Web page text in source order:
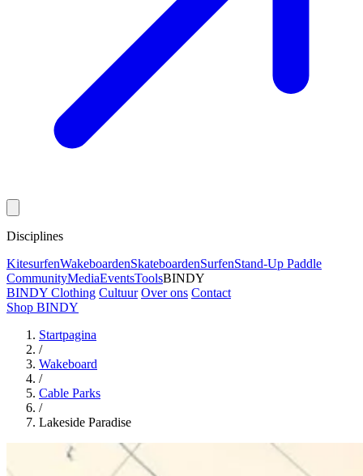
Disciplines
KitesurfenWakeboardenSkateboardenSurfenStand-Up Paddle
CommunityMediaEventsToolsBINDY
BINDY Clothing Cultuur Over ons Contact
Shop BINDY
Startpagina
/
Wakeboard
/
Cable Parks
/
Lakeside Paradise